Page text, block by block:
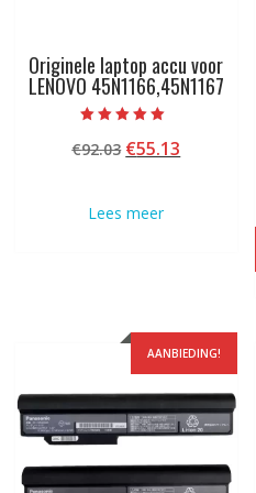
Originele laptop accu voor
LENOVO 45N1166,45N1167
5.00
van 5
€92.03 Oorspronkelijke
€92.03.
€55.13
Lees meer
AANBIEDING!